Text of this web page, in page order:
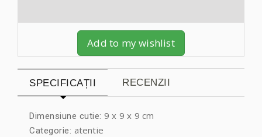
Add to my wishlist
SPECIFICAȚII RECENZII
Dimensiune cutie: 9 x 9 x 9 cm
Categorie: atentie